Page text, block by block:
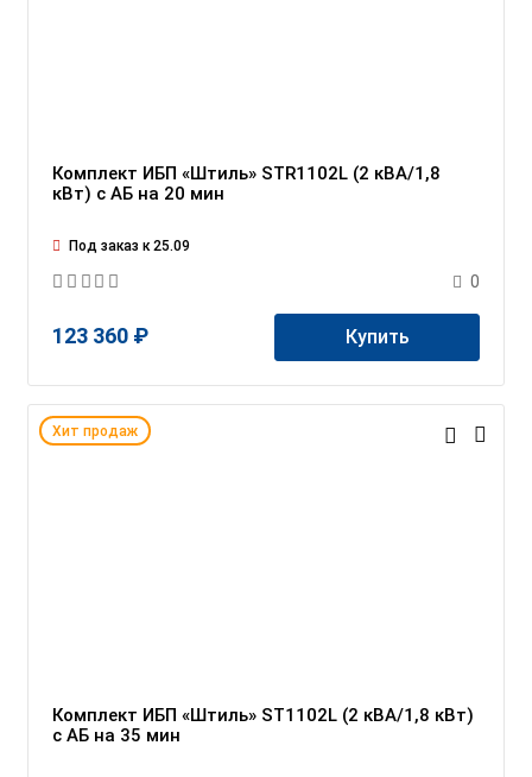
Комплект ИБП «Штиль» STR1102L (2 кВА/1,8
кВт) c АБ на 20 мин
Под заказ к 25.09
0
123 360 ₽ Купить
Хит продаж
Комплект ИБП «Штиль» ST1102L (2 кВА/1,8 кВт)
c АБ на 35 мин